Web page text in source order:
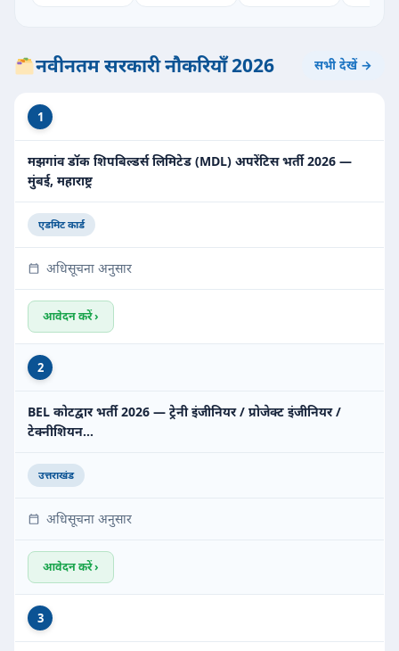
नवीनतम सरकारी नौकरियाँ 2026 सभी देखें →
1
मझगांव डॉक शिपबिल्डर्स लिमिटेड (MDL) अपरेंटिस भर्ती 2026 —
मुंबई, महाराष्ट्र
एडमिट कार्ड
अधिसूचना अनुसार
आवेदन करें ›
2
BEL कोटद्वार भर्ती 2026 — ट्रेनी इंजीनियर / प्रोजेक्ट इंजीनियर /
टेक्नीशियन…
उत्तराखंड
अधिसूचना अनुसार
आवेदन करें ›
3